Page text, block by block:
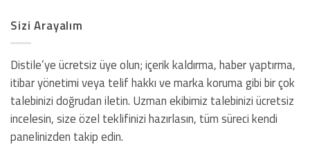
Sizi Arayalım
Distile’ye ücretsiz üye olun; içerik kaldırma, haber yaptırma,
itibar yönetimi veya telif hakkı ve marka koruma gibi bir çok
talebinizi doğrudan iletin. Uzman ekibimiz talebinizi ücretsiz
incelesin, size özel teklifinizi hazırlasın, tüm süreci kendi
panelinizden takip edin.